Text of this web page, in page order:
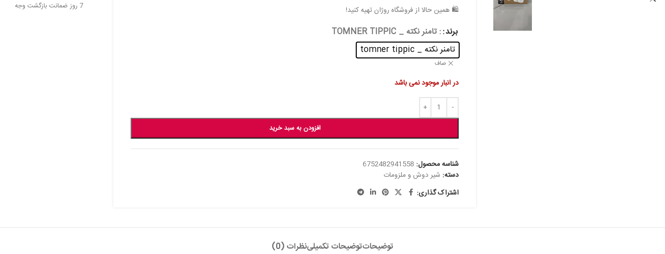
🛍 همین حالا از فروشگاه روژان تهیه کنید!
برند : تامنر نکته _ TOMNER TIPPIC
تامنر نکته _ tomner tippic
صاف
در انبار موجود نمی باشد
افزودن به سبد خرید
شناسه محصول: 6752482941558
دسته: شیر دوش و ملزومات
اشتراک گذاری:
7 روز ضمانت بازگشت وجه
توضیحاتتوضیحات تکمیلینظرات (0)